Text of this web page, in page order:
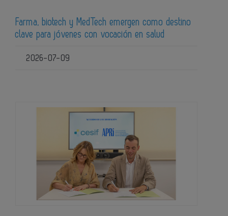
Farma, biotech y MedTech emergen como destino
clave para jóvenes con vocación en salud
2026-07-09